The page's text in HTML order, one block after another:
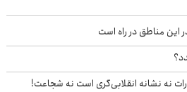
این مناطق در راه است
نه نشانه انقلابی‌گری است نه شجاعت!